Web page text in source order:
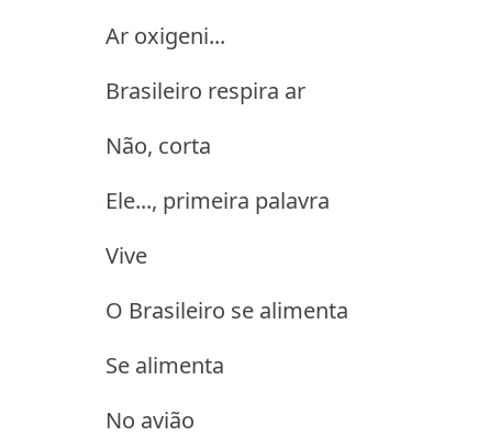
Ar oxigeni...
Brasileiro respira ar
Não, corta
Ele..., primeira palavra
Vive
O Brasileiro se alimenta
Se alimenta
No avião